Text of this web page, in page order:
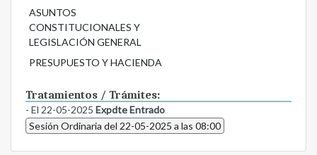
ASUNTOS
CONSTITUCIONALES Y
LEGISLACIÓN GENERAL
PRESUPUESTO Y HACIENDA
Tratamientos / Trámites:
- El 22-05-2025 Expdte Entrado
Sesión Ordinaria del 22-05-2025 a las 08:00